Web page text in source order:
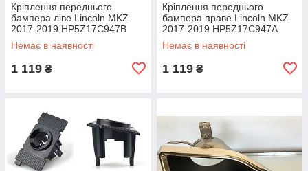
Кріплення переднього
бампера ліве Lincoln MKZ
2017-2019 HP5Z17C947B
бампер-крило
Немає в наявності
1 119 ₴
Кріплення переднього
бампера праве Lincoln MKZ
2017-2019 HP5Z17C947A
бампер-крило
Немає в наявності
1 119 ₴